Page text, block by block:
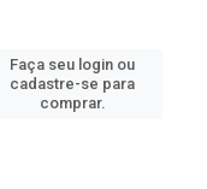
Faça seu login ou
cadastre-se para
comprar.